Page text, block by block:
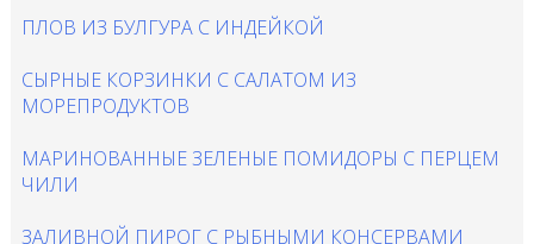
ПЛОВ ИЗ БУЛГУРА С ИНДЕЙКОЙ
СЫРНЫЕ КОРЗИНКИ С САЛАТОМ ИЗ
МОРЕПРОДУКТОВ
МАРИНОВАННЫЕ ЗЕЛЕНЫЕ ПОМИДОРЫ С ПЕРЦЕМ
ЧИЛИ
ЗАЛИВНОЙ ПИРОГ С РЫБНЫМИ КОНСЕРВАМИ